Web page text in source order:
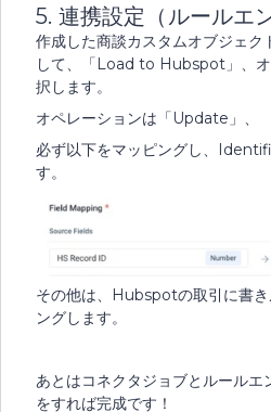
5. 連携設定（ルールエ
作成した商談カスタムオブジェク
して、「Load to Hubspot」、
択します。
オペレーションは「Update」、
必ず以下をマッピングし、
す。
その他は、Hubspotの取引に書
ングします。
あとはコネクタジョブとルールエ
をすれば完成です！